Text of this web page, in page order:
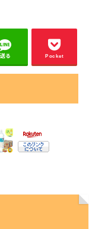
送る Pocket